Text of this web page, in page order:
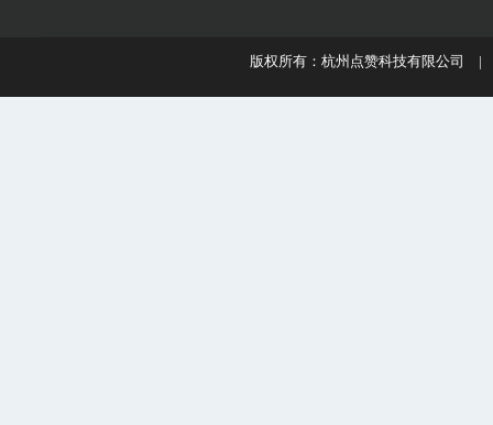
版权所有：杭州点赞科技有限公司